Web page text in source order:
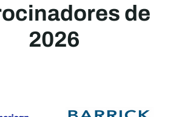
de
2026